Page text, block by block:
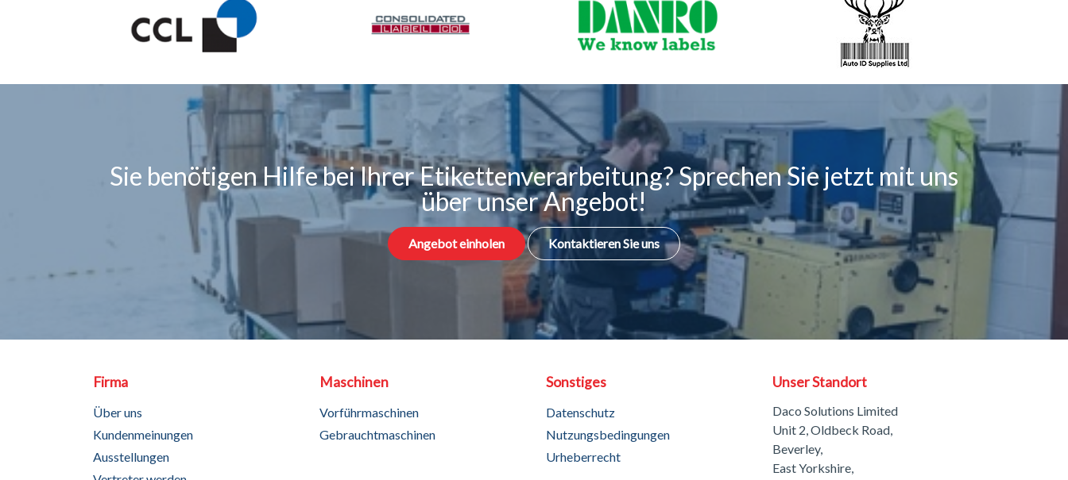
Sie benötigen Hilfe bei Ihrer Etikettenverarbeitung? Sprechen Sie jetzt mit uns
über unser Angebot!
Angebot einholen Kontaktieren Sie uns
Firma
Über uns
Kundenmeinungen
Ausstellungen
Maschinen
Vorführmaschinen
Gebrauchtmaschinen
Sonstiges
Datenschutz
Nutzungsbedingungen
Urheberrecht
Unser Standort
Daco Solutions Limited
Unit 2, Oldbeck Road,
Beverley,
East Yorkshire,